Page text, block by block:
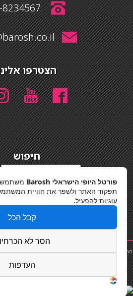
04-8234567
הצטרפו
חיפוש
מדיניות פרטיות
החלקות שיער|תאורה לבית|פאות ותוספות שיער|נייל
Designed byBarosh 2020
פורטל היופי הישראלי Barosh
תפקוד האתר ולשפר את חוויית
עוגיות להפעיל.
קבל הכל
הסר לא
העדפות